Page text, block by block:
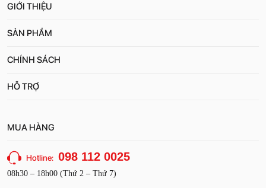
GIỚI THIỆU
SẢN PHẨM
CHÍNH SÁCH
HỖ TRỢ
MUA HÀNG
Hotline: 098 112 0025
08h30 – 18h00 (Thứ 2 – Thứ 7)